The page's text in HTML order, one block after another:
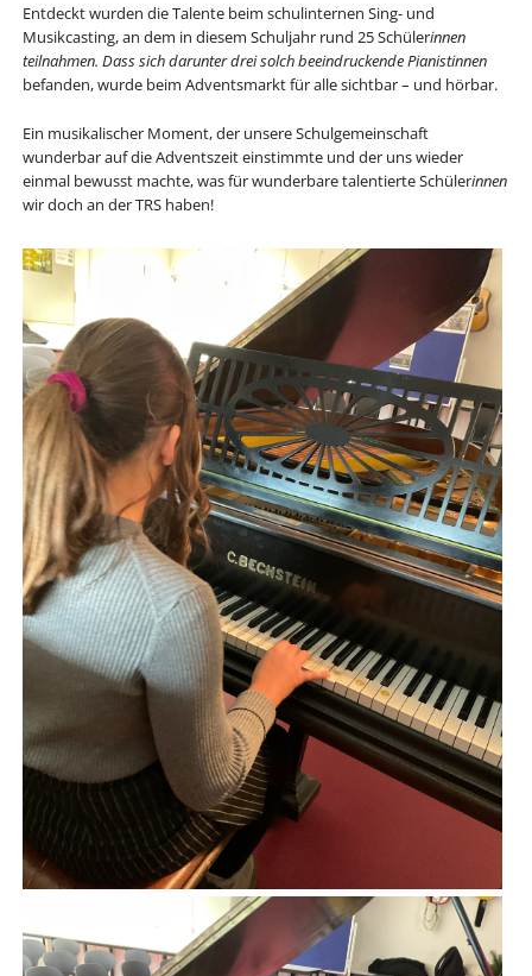
Entdeckt wurden die Talente beim schulinternen Sing- und
Musikcasting, an dem in diesem Schuljahr rund 25 Schülerinnen
teilnahmen. Dass sich darunter drei solch beeindruckende Pianistinnen
befanden, wurde beim Adventsmarkt für alle sichtbar – und hörbar.
Ein musikalischer Moment, der unsere Schulgemeinschaft
wunderbar auf die Adventszeit einstimmte und der uns wieder
einmal bewusst machte, was für wunderbare talentierte Schülerinnen
wir doch an der TRS haben!